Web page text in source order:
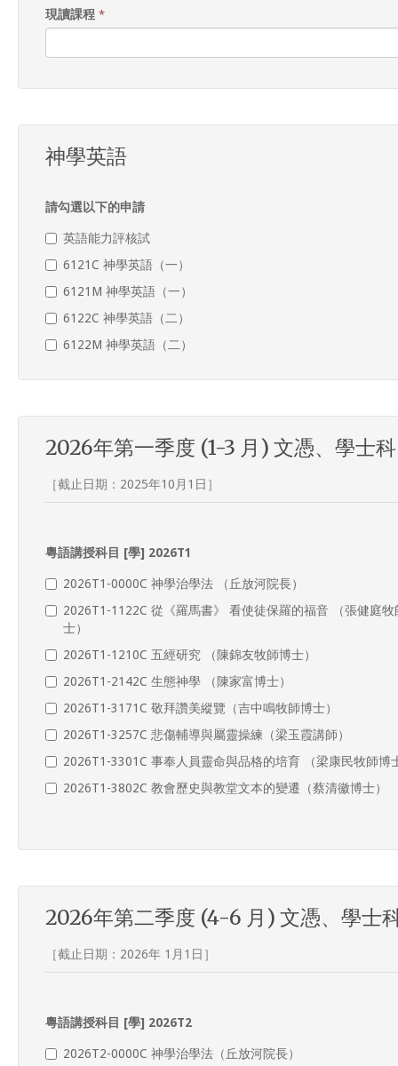
現讀課程 *
神學英語
請勾選以下的申請
英語能力評核試
6121C 神學英語（一）
6121M 神學英語（一）
6122C 神學英語（二）
6122M 神學英語（二）
2026年第一季度 (1-3 月) 文憑、學士
［截止日期：2025年10月1日］
粵語講授科目 [學] 2026T1
2026T1-0000C 神學治學法 （丘放河院長）
2026T1-1122C 從《羅馬書》 看使徒保羅的福音 （張健庭牧
士）
2026T1-1210C 五經研究 （陳錦友牧師博士）
2026T1-2142C 生態神學 （陳家富博士）
2026T1-3171C 敬拜讚美縱覽（吉中鳴牧師博士）
2026T1-3257C 悲傷輔導與屬靈操練（梁玉霞講師）
2026T1-3301C 事奉人員靈命與品格的培育 （梁康民牧師博
2026T1-3802C 教會歷史與教堂文本的變遷（蔡清徽博士）
2026年第二季度 (4-6 月) 文憑、學士
［截止日期：2026年 1月1日］
粵語講授科目 [學] 2026T2
2026T2-0000C 神學治學法（丘放河院長）